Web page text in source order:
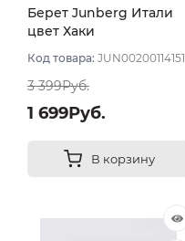
Берет Junberg Итали
цвет Хаки
Код товара: JUN00200114151
3 399Руб.
1 699Руб.
В корзину